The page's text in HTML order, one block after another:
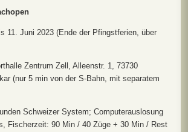
11. Juni 2023 (Ende der Pfingstferien, über
Zentrum Zell, Alleenstr. 1, 73730
(nur 5 min von der S-Bahn, mit separatem
Schweizer System; Computerauslosung
Fischerzeit: 90 Min / 40 Züge + 30 Min / Rest